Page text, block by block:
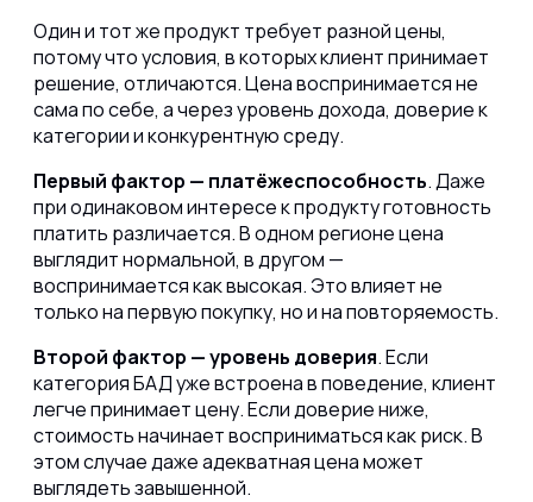
Один и тот же продукт требует разной цены,
потому что условия, в которых клиент принимает
решение, отличаются. Цена воспринимается не
сама по себе, а через уровень дохода, доверие к
категории и конкурентную среду.
Первый фактор — платёжеспособность. Даже
при одинаковом интересе к продукту готовность
платить различается. В одном регионе цена
выглядит нормальной, в другом —
воспринимается как высокая. Это влияет не
только на первую покупку, но и на повторяемость.
Второй фактор — уровень доверия. Если
категория БАД уже встроена в поведение, клиент
легче принимает цену. Если доверие ниже,
стоимость начинает восприниматься как риск. В
этом случае даже адекватная цена может
выглядеть завышенной.